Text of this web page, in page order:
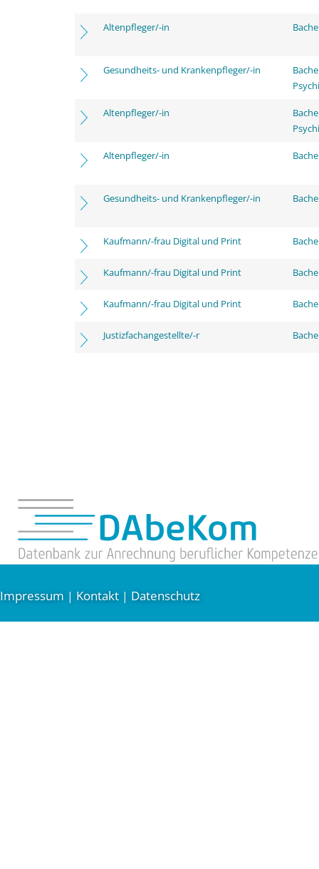
Altenpfleger/-in
Gesundheits- und Krankenpfleger/-in
Altenpfleger/-in
Altenpfleger/-in
Gesundheits- und Krankenpfleger/-in
Kaufmann/-frau Digital und Print
Kaufmann/-frau Digital und Print
Kaufmann/-frau Digital und Print
Justizfachangestellte/-r
Impressum | Kontakt | Datenschutz